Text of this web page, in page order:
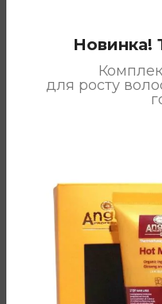
Новинка!
для росту
Містить екстракти
ефірну олію лаванди,
тільки ретельно очищає
Склад: вода, коко-
екстракт плодів опунції,
апельсину, пег-7 гліцеріл
гідроксіпропілгуар,
полікватерніум-10